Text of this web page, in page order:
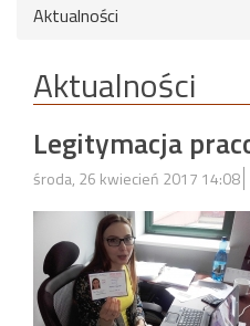
Aktualności
Aktualności
Legitymacja
środa, 26 kwiecień 2017 14:08